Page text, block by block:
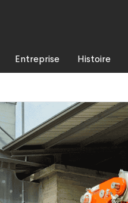
Entreprise Histoire